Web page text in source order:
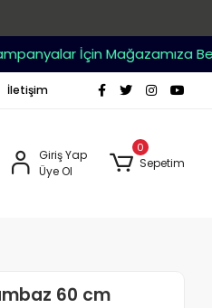
İçin Mağazamıza
İletişim
Giriş Yap
Üye Ol
0
Sepetim
60 cm